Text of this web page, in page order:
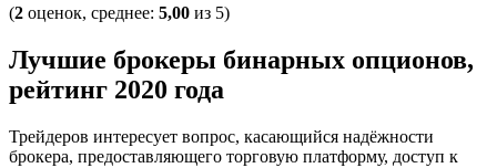
(2 оценок, среднее: 5,00 из 5)
Лучшие брокеры бинарных опционов,
рейтинг 2020 года
Трейдеров интересует вопрос, касающийся надёжности
брокера, предоставляющего торговую платформу, доступ к